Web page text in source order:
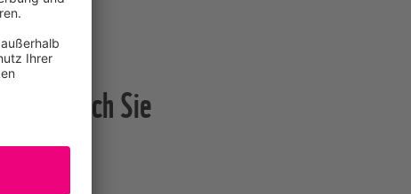
das auch Sie